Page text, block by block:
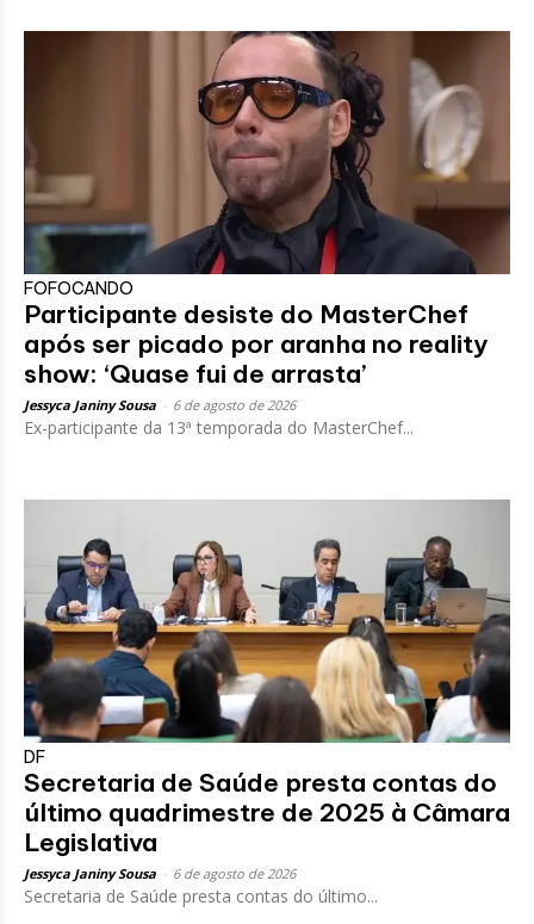
FOFOCANDO
Participante desiste do MasterChef
após ser picado por aranha no reality
show: ‘Quase fui de arrasta’
Jessyca Janiny Sousa 6 de agosto de 2026
Ex-participante da 13ª temporada do MasterChef...
DF
Secretaria de Saúde presta contas do
último quadrimestre de 2025 à Câmara
Legislativa
Jessyca Janiny Sousa 6 de agosto de 2026
Secretaria de Saúde presta contas do último...